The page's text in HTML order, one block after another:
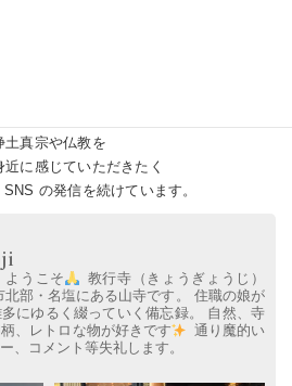
土真宗や仏教を
近に感じていただきたく
の発信を続けています。
ようこそ
教行寺（きょうぎょうじ）
部・名塩にある山寺です。
住職の娘が
にゆるく綴っていく備忘録。
自然、寺
、レトロな物が好きです
通り魔的い
、コメント等失礼します。